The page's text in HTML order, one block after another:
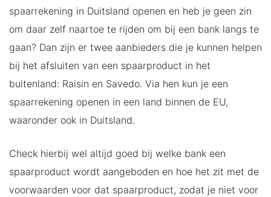
spaarrekening in Duitsland openen en heb je geen zin
om daar zelf naartoe te rijden om bij een bank langs te
gaan? Dan zijn er twee aanbieders die je kunnen helpen
bij het afsluiten van een spaarproduct in het
buitenland: Raisin en Savedo. Via hen kun je een
spaarrekening openen in een land binnen de EU,
waaronder ook in Duitsland.
Check hierbij wel altijd goed bij welke bank een
spaarproduct wordt aangeboden en hoe het zit met de
voorwaarden voor dat spaarproduct, zodat je niet voor